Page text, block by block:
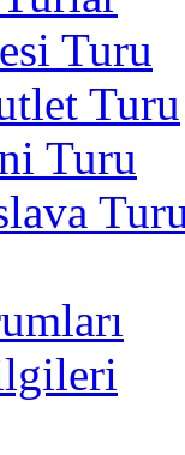
Turu
Turu
Turu